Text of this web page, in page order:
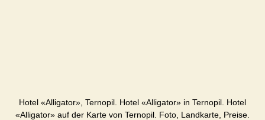
Hotel «Alligator», Ternopil. Hotel «Alligator» in Ternopil. Hotel
«Alligator» auf der Karte von Ternopil. Foto, Landkarte, Preise.